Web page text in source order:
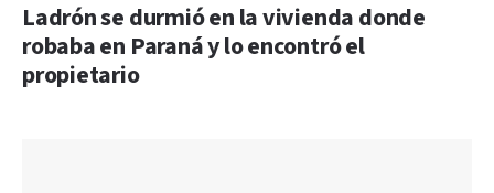
Ladrón se durmió en la vivienda donde
robaba en Paraná y lo encontró el
propietario